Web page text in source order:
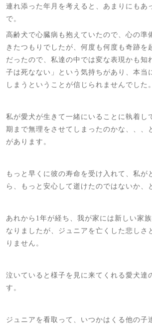
連れ添った年月を考えると、あまりにもあ
で。
高齢犬で心臓病も抱えていたので、心の準
きたつもりでしたが、何度も何度も奇跡を
だったので、私達の中では変な表現かも知
子は死なない」という気持ちがあり、本当
しまうということが信じられませんでした。
私が愛犬が生きて一緒にいることに執着し
期まで無理をさせてしまったのかな、、、
があります。
もっと早くに彼の寿命を受け入れて、私が
ら、もっと安心して逝けたのではないか、
あれから1年が経ち、我が家には新しい家
なりましたが、ジュニアを亡くした悲しさ
りません。
泣いていると様子を見に来てくれる愛犬達
す。
ジュニアを看取って、いつかはくる他の子